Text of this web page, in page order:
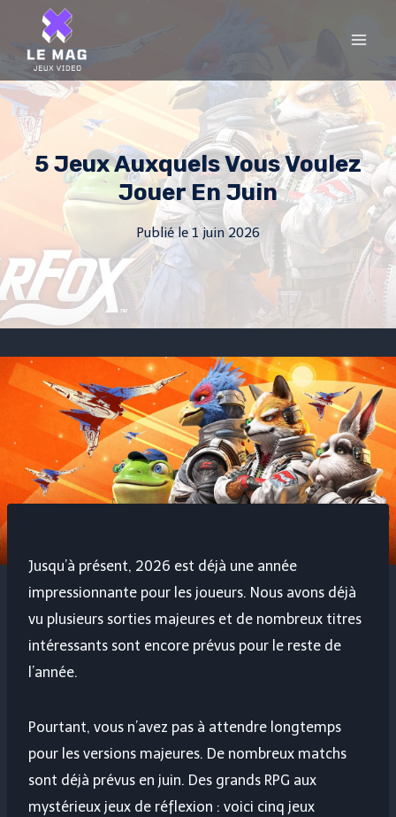
content
5 Jeux Auxquels Vous Voulez
Jouer En Juin
Publié le 1 juin 2026
Jusqu’à présent, 2026 est déjà une année
impressionnante pour les joueurs. Nous avons déjà
vu plusieurs sorties majeures et de nombreux titres
intéressants sont encore prévus pour le reste de
l’année.
Pourtant, vous n’avez pas à attendre longtemps
pour les versions majeures. De nombreux matchs
sont déjà prévus en juin. Des grands RPG aux
mystérieux jeux de réflexion : voici cinq jeux